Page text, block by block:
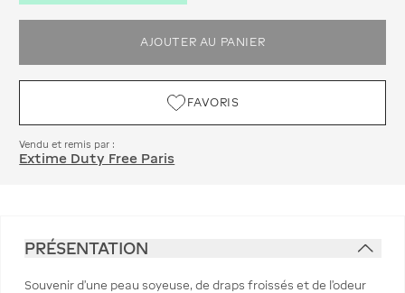
AJOUTER AU PANIER
FAVORIS
Vendu et remis par :
Extime Duty Free Paris
PRÉSENTATION
Souvenir d'une peau soyeuse, de draps froissés et de l'odeur